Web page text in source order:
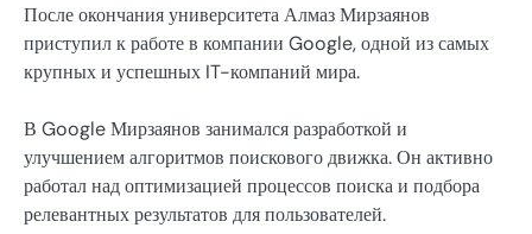
После окончания университета Алмаз Мирзаянов
приступил к работе в компании Google, одной из самых
крупных и успешных IT-компаний мира.
В Google Мирзаянов занимался разработкой и
улучшением алгоритмов поискового движка. Он активно
работал над оптимизацией процессов поиска и подбора
релевантных результатов для пользователей.